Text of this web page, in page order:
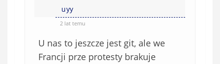
uyy
2 lat temu
U nas to jeszcze jest git, ale we
Francji prze protesty brakuje